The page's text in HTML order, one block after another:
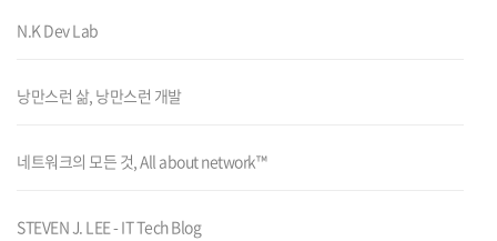
N.K Dev Lab
낭만스런 삶, 낭만스런 개발
네트워크의 모든 것, All about network™
STEVEN J. LEE - IT Tech Blog